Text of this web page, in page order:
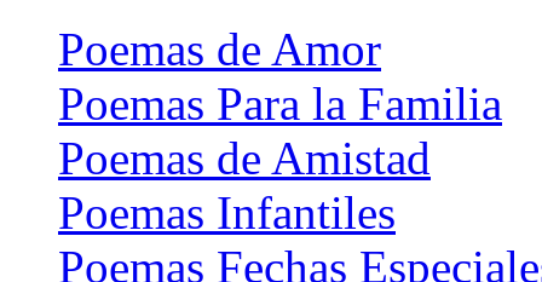
Poemas de Amor
Poemas Para la Familia
Poemas de Amistad
Poemas Infantiles
Poemas Fechas